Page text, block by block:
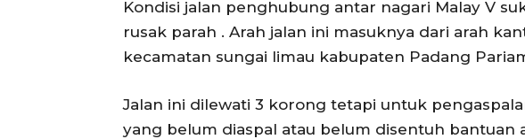
Kondisi jalan penghubung antar nagari Malay V
rusak parah . Arah jalan ini masuknya dari arah
kecamatan sungai limau kabupaten Padang
Jalan ini dilewati 3 korong tetapi untuk
yang belum diaspal atau belum disentuh bantuan